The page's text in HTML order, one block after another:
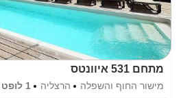
מתחם 531 איוונטס
מישור החוף והשפלה הרצליה 1 לופט